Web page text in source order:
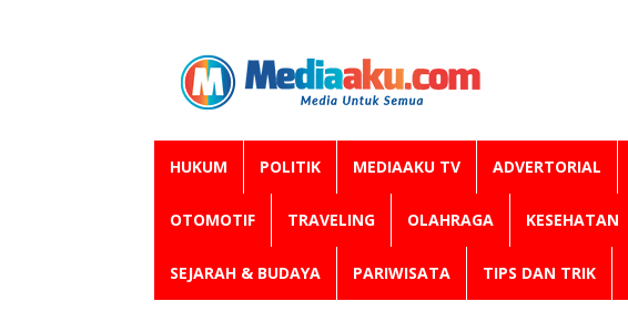
HUKUM POLITIK MEDIAAKU TV ADVERTORIAL
OTOMOTIF TRAVELING OLAHRAGA KESEHATAN
SEJARAH & BUDAYA PARIWISATA TIPS DAN TRIK